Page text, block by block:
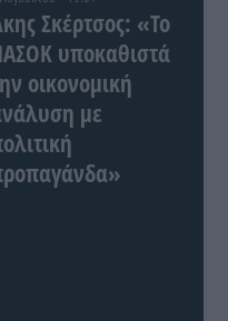
Σκέρτσος: «Το
υποκαθιστά
οικονομική
με